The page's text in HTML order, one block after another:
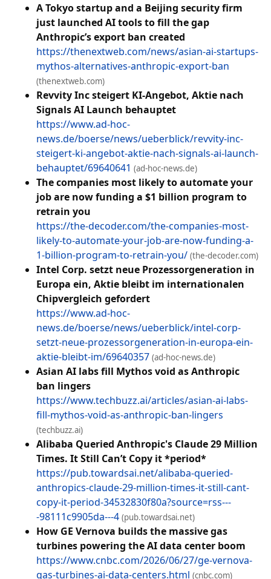
A Tokyo startup and a Beijing security firm
just launched AI tools to fill the gap
Anthropic’s export ban created
https://thenextweb.com/news/asian-ai-startups-
mythos-alternatives-anthropic-export-ban
(thenextweb.com)
Revvity Inc steigert KI-Angebot, Aktie nach
Signals AI Launch behauptet
https://www.ad-hoc-
news.de/boerse/news/ueberblick/revvity-inc-
steigert-ki-angebot-aktie-nach-signals-ai-launch-
behauptet/69640641 (ad-hoc-news.de)
The companies most likely to automate your
job are now funding a $1 billion program to
retrain you
https://the-decoder.com/the-companies-most-
likely-to-automate-your-job-are-now-funding-a-
1-billion-program-to-retrain-you/ (the-decoder.com)
Intel Corp. setzt neue Prozessorgeneration in
Europa ein, Aktie bleibt im internationalen
Chipvergleich gefordert
https://www.ad-hoc-
news.de/boerse/news/ueberblick/intel-corp-
setzt-neue-prozessorgeneration-in-europa-ein-
aktie-bleibt-im/69640357 (ad-hoc-news.de)
Asian AI labs fill Mythos void as Anthropic
ban lingers
https://www.techbuzz.ai/articles/asian-ai-labs-
fill-mythos-void-as-anthropic-ban-lingers
(techbuzz.ai)
Alibaba Queried Anthropic's Claude 29 Million
Times. It Still Can’t Copy it *period*
https://pub.towardsai.net/alibaba-queried-
anthropics-claude-29-million-times-it-still-cant-
copy-it-period-34532830f80a?source=rss---
-98111c9905da---4 (pub.towardsai.net)
How GE Vernova builds the massive gas
turbines powering the AI data center boom
https://www.cnbc.com/2026/06/27/ge-vernova-
gas-turbines-ai-data-centers.html (cnbc.com)